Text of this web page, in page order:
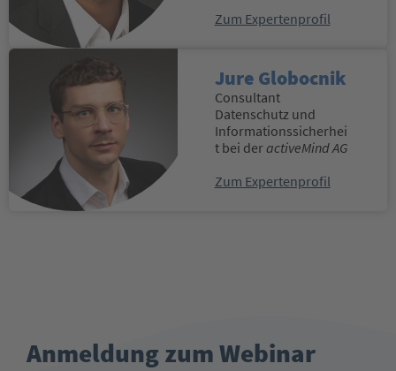
Zum Expertenprofil
Jure Globocnik
Consultant
Datenschutz und
Informationssicherhei
t bei deractiveMind AG
Zum Expertenprofil
Anmeldung zum Webinar